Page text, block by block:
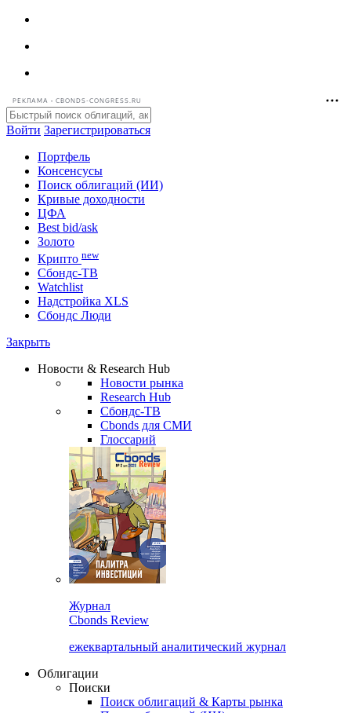
РЕКЛАМА • CBONDS-CONGRESS.RU
Войти Зарегистрироваться
Портфель
Консенсусы
Поиск облигаций (ИИ)
Кривые доходности
ЦФА
Best bid/ask
Золото
Крипто new
Watchlist
Сбондс Люди
Новости & Research Hub
Новости рынка
Research Hub
Сбондс-ТВ
Cbonds для СМИ
Глоссарий
Cbonds Review
ежеквартальный аналитический журнал